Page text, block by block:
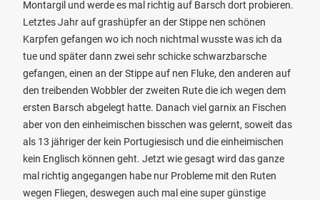
Montargil und werde es mal richtig auf Barsch dort probieren.
Letztes Jahr auf grashüpfer an der Stippe nen schönen
Karpfen gefangen wo ich noch nichtmal wusste was ich da
tue und später dann zwei sehr schicke schwarzbarsche
gefangen, einen an der Stippe auf nen Fluke, den anderen auf
den treibenden Wobbler der zweiten Rute die ich wegen dem
ersten Barsch abgelegt hatte. Danach viel garnix an Fischen
aber von den einheimischen bisschen was gelernt, soweit das
als 13 jähriger der kein Portugiesisch und die einheimischen
kein Englisch können geht. Jetzt wie gesagt wird das ganze
mal richtig angegangen habe nur Probleme mit den Ruten
wegen Fliegen, deswegen auch mal eine super günstige